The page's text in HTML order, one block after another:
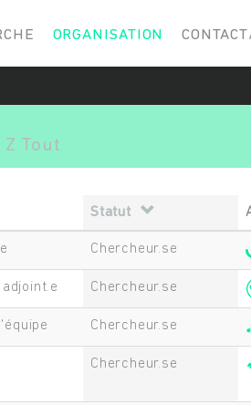
ORGANISATION
Z Tout
Statut
Chercheur.se
Chercheur.se
Chercheur.se
Chercheur.se